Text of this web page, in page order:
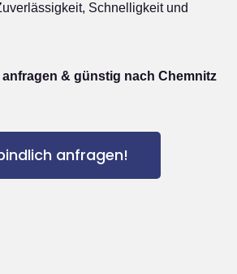
Schnelligkeit und
& günstig nach Chemnitz
anfragen!